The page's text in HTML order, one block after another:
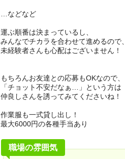
…などなど
運ぶ順番は決まっているし、
みんなでチカラを合わせて進めるので、
未経験者さんも心配はございません！
もちろんお友達との応募もOKなので、
「チョット不安だなぁ…」という方は
仲良しさんを誘ってみてくださいね！
作業服も一式貸し出し！
最大6000円の各種手当あり
職場の雰囲気